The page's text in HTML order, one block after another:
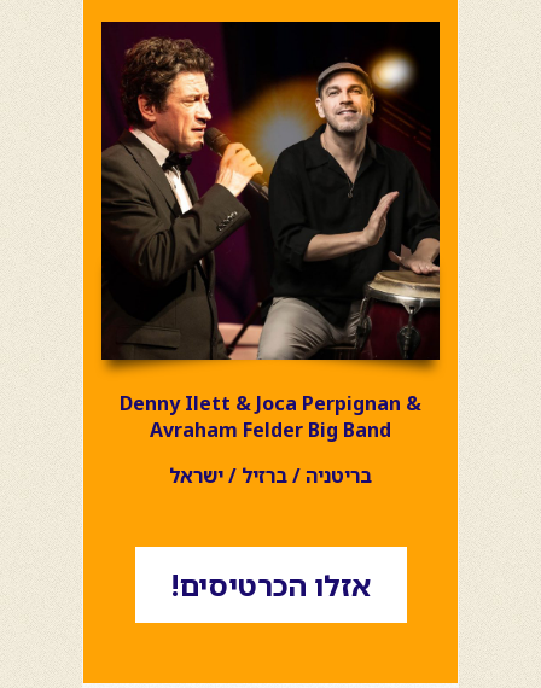
Denny Ilett & Joca Perpignan &
Avraham Felder Big Band
בריטניה / ברזיל / ישראל
אזלו הכרטיסים!